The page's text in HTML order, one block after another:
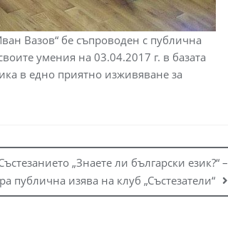
Вазов“ бе съпроводен с публична
умения на 03.04.2017 г. в базата
в едно приятно изживяване за
„Знаете ли български език?“ –
публична изява на клуб „Състезатели“